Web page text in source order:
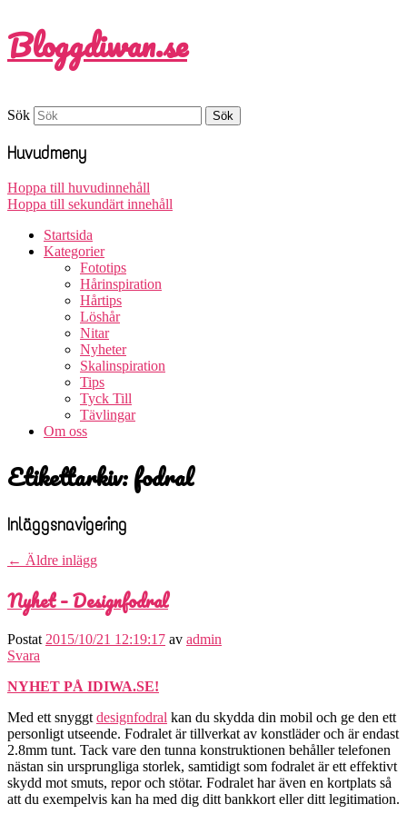
Bloggdiwan.se
Sök
Huvudmeny
Hoppa till huvudinnehåll
Hoppa till sekundärt innehåll
Startsida
Kategorier
Fototips
Hårinspiration
Hårtips
Löshår
Nitar
Nyheter
Skalinspiration
Tips
Tyck Till
Tävlingar
Om oss
Etikettarkiv:fodral
Inläggsnavigering
← Äldre inlägg
Nyhet – Designfodral
Postat 2015/10/21 12:19:17 av admin
Svara
NYHET PÅ IDIWA.SE!
Med ett snyggt designfodral kan du skydda din mobil och ge den ett
personligt utseende. Fodralet är tillverkat av konstläder och är endast
2.8mm tunt. Tack vare den tunna konstruktionen behåller telefonen
nästan sin ursprungliga storlek, samtidigt som fodralet är ett effektivt
skydd mot smuts, repor och stötar. Fodralet har även en kortplats så
att du exempelvis kan ha med dig ditt bankkort eller ditt legitimation.